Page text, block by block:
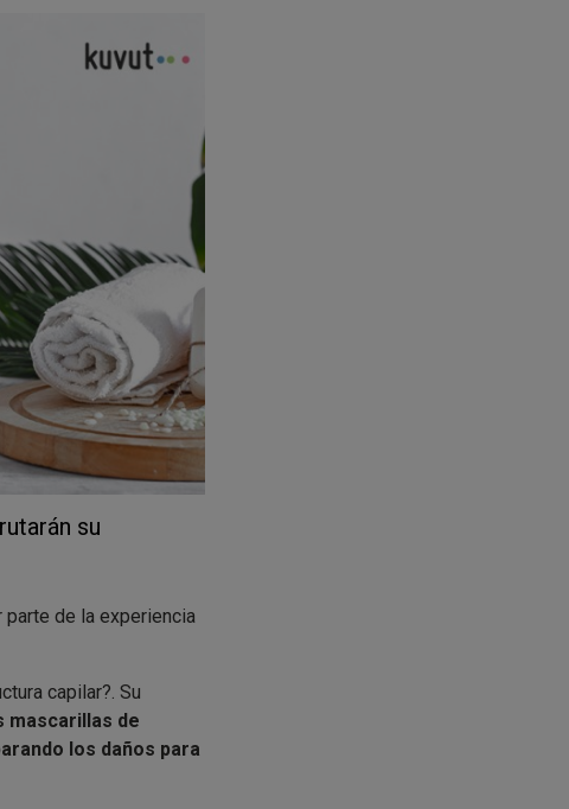
su
parte de la experiencia
capilar?. Su
mascarillas de
los daños para